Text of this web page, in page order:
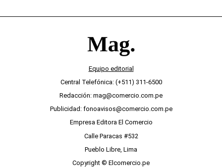
Equipo editorial
Central Telefónica: (+511) 311-6500
Redacción: mag@comercio.com.pe
Publicidad: fonoavisos@comercio.com.pe
Empresa Editora El Comercio
Calle Paracas #532
Pueblo Libre, Lima
Copyright © Elcomercio.pe